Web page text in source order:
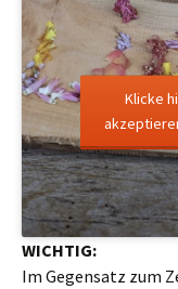
Klicke
WICHTIG:
Im Gegensatz zum